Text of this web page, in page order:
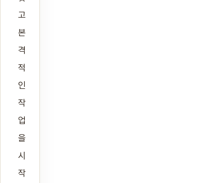
고
본
격
적
인
작
업
을
시
작